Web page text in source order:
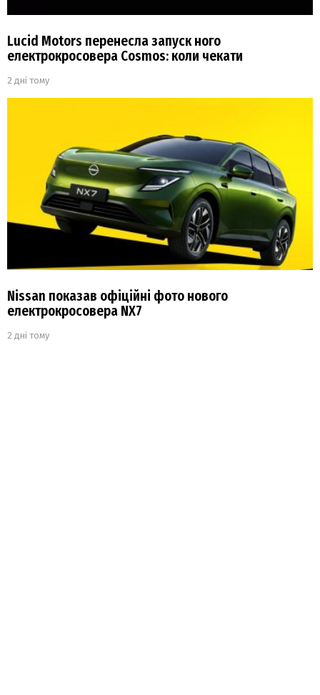
Lucid Motors перенесла запуск ного
електрокросовера Cosmos: коли чекати
2 дні тому
Nissan показав офіційні фото нового
електрокросовера NX7
2 дні тому